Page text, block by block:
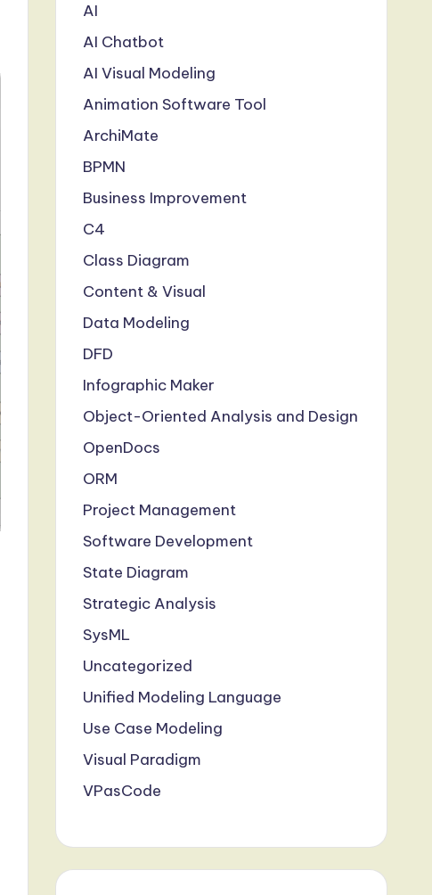
AI
AI Chatbot
AI Visual Modeling
Animation Software Tool
ArchiMate
BPMN
Business Improvement
C4
Class Diagram
Content & Visual
Data Modeling
DFD
Infographic Maker
Object-Oriented Analysis and Design
OpenDocs
ORM
Project Management
Software Development
State Diagram
Strategic Analysis
SysML
Uncategorized
Unified Modeling Language
Use Case Modeling
Visual Paradigm
VPasCode